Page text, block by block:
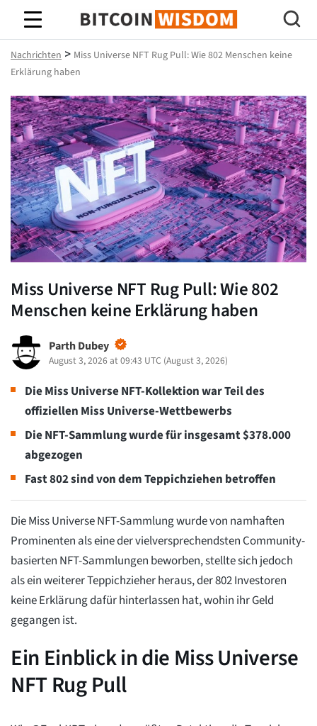
Bitcoin-Weisheit
Nachrichten > Miss Universe NFT Rug Pull: Wie 802 Menschen keine
Erklärung haben
Miss Universe NFT Rug Pull: Wie 802
Menschen keine Erklärung haben
Parth Dubey
August 3, 2026 at 09:43 UTC (August 3, 2026)
Die Miss Universe NFT-Kollektion war Teil des
offiziellen Miss Universe-Wettbewerbs
Die NFT-Sammlung wurde für insgesamt $378.000
abgezogen
Fast 802 sind von dem Teppichziehen betroffen
Die Miss Universe NFT-Sammlung wurde von namhaften
Prominenten als eine der vielversprechendsten Community-
basierten NFT-Sammlungen beworben, stellte sich jedoch
als ein weiterer Teppichzieher heraus, der 802 Investoren
keine Erklärung dafür hinterlassen hat, wohin ihr Geld
gegangen ist.
Ein Einblick in die Miss Universe
NFT Rug Pull